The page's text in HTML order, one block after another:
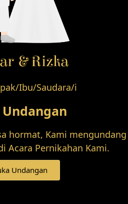
& Rizka
0 0
& Rizka
Ibu/Saudara/i
hormat, Kami mengundang
Acara Pernikahan Kami.
Undangan